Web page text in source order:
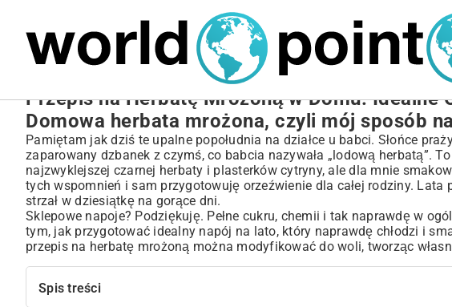
NIERUCHOMOŚCI
Przepis na Herbatę Mrożoną w Domu: Idealne
Domowa herbata mrożona, czyli mój sposób
Pamiętam jak dziś te upalne popołudnia na działce u babci. Słońce
zaparowany dzbanek z czymś, co babcia nazywała „lodową herbatą”.
najzwyklejszej czarnej herbaty i plasterków cytryny, ale dla mnie
tych wspomnień i sam przygotowuję orzeźwienie dla całej rodziny.
strzał w dziesiątkę na gorące dni.
Sklepowe napoje? Podziękuję. Pełne cukru, chemii i tak naprawdę w
tym, jak przygotować idealny napój na lato, który naprawdę chłodzi i
przepis na herbatę mrożoną można modyfikować do woli, tworząc
Spis treści